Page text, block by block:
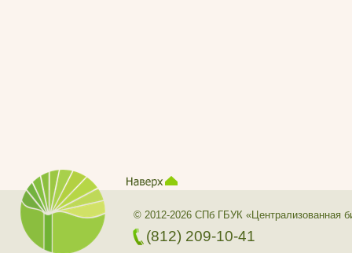
© 2012-2026 СПб ГБУК «Централизованная
(812) 209-10-41